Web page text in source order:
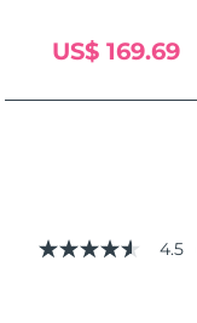
US$ 169.69
4.5
4.5